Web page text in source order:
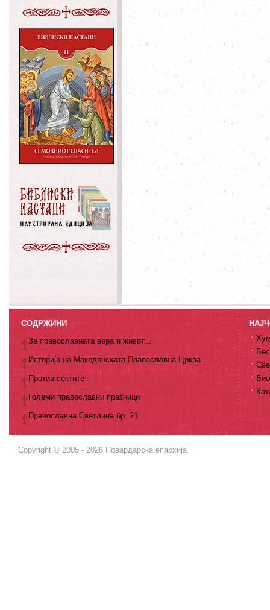
СОДРЖИНИ
За православната вера и живот...
Историја на Македонската Православна Црква
Против сектите
Големи православни празници
Православна Светлина бр. 21
Copyright © 2005 - 2026 Повардарска епархија.